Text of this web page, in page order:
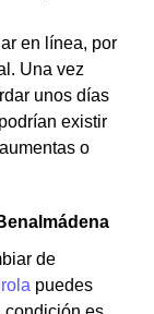
en línea, por
Una vez
unos días
existir
o
de
puedes